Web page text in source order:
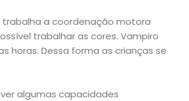
trabalha a coordenação motora
trabalhar as cores. Vampiro
horas. Dessa forma as crianças se
algumas capacidades